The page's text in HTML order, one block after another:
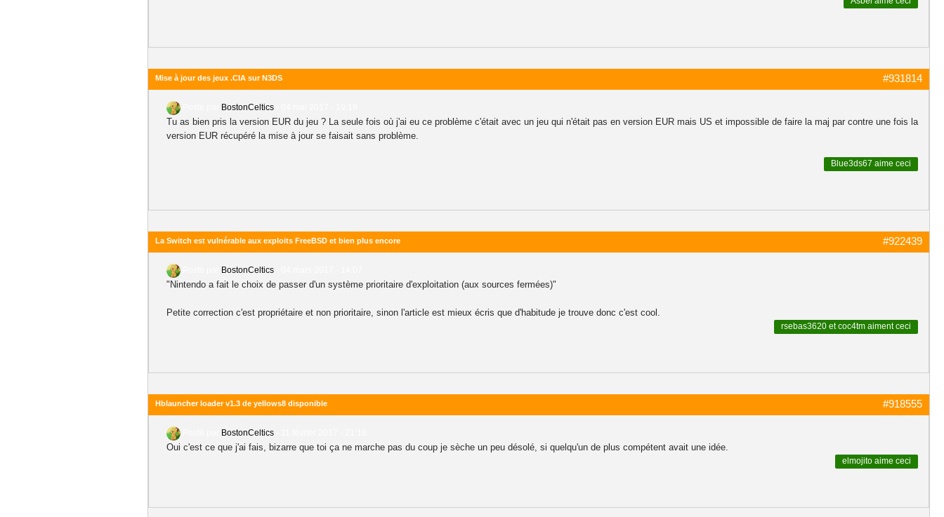
#931814
Mise à jour des jeux .CIA sur N3DS
BostonCeltics
Tu as bien pris la version EUR du jeu ? La seule fois où j'ai eu ce problème c'était avec un jeu qui n'était pas en version EUR mais US et impossible de faire la maj par contre une fois la
version EUR récupéré la mise à jour se faisait sans problème.
Blue3ds67 aime ceci
#922439
La Switch est vulnérable aux exploits FreeBSD et bien plus encore
BostonCeltics
"Nintendo a fait le choix de passer d'un système prioritaire d'exploitation (aux sources fermées)"
Petite correction c'est propriétaire et non prioritaire, sinon l'article est mieux écris que d'habitude je trouve donc c'est cool.
rsebas3620 etcoc4tm aiment ceci
#918555
Hblauncher loader v1.3 de yellows8 disponible
BostonCeltics
Oui c'est ce que j'ai fais, bizarre que toi ça ne marche pas du coup je sèche un peu désolé, si quelqu'un de plus compétent avait une idée.
elmojito aime ceci